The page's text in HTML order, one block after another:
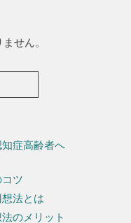
せん。
症高齢者へ
ツ
法とは
のメリット